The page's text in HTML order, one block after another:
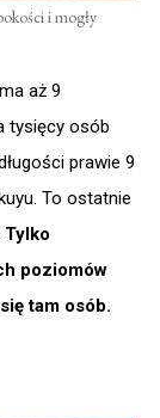
i mogły
aż 9
tysięcy osób
prawie 9
To ostatnie
Tylko
poziomów
tam osób.